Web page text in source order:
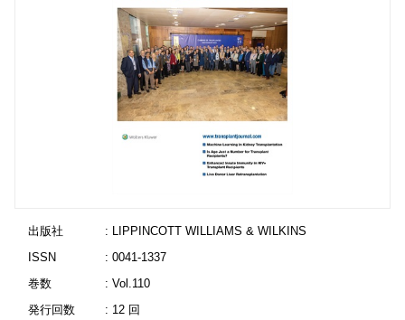
出版社
: LIPPINCOTT WILLIAMS & WILKINS
ISSN
: 0041-1337
巻数
: Vol.110
発行回数
: 12 回